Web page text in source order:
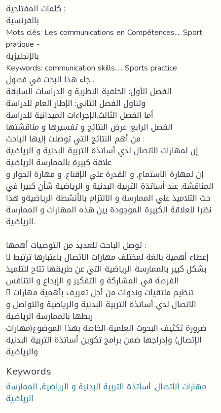
كلمات المفتاحية :
بالفرنسية
Mots clés: Les communications en Compétences.... Sport
pratique -
بالإنجليزية
Keywords: communication skills..... Sports practice
جاء هذا البحث في فصول .
الفصل الأول: الخلفية النظرية و الدراسات السابقة
وتناول الفصل الثاني: الإطار العام للدراسة
أما الفصل الثالث.الإجراءات الميدانية للدراسة
الفصل الرابع: عرض النتائج و تفسيرها و مناقشتها
من أهم النتائج التي توصلت إليها الباحث :
إن لمهارات الاتصال لدي أساتذة التربية البدنية و الرياضية
علاقة كبيرة بالممارسة الرياضية
إن لمهارة الاستماع, و القدرة علي الإقناع, و مهارة الحوار و
المناقشة, عند أساتذة التربية البدنية و الرياضية شأن كبيرا في
حث التلاميذ علي الممارسة و الالتزام بالأنشطة الرياضيةو هذا
نظرا للعلاقة الكبيرة الموجودة بين هذه المهارات و الممارسة
الرياضية.
توصل الباحث للعديد من التوصيات أهمها :
 إعطاء أهمية بالغة لمختلف مهارات الاتصال باعتبارها ترتبط
بشكل كبير بالممارسة الرياضية التي عن طريقها تتاح للتلميذ
الفرصة في المشاركة و التفكير و الإبداع و التنافس
 تنظيم ملتقيات وندوات من أجل تعريف بأهمية مهارات
الاتصال لدي أساتذة التربية البدنية والرياضية والتواصل و
ربطها بالممارسة الرياضية .
ضرورة تكثيف البحوث العلمية الخاصة بهذا الموضوع(مهارات
الإتصال) وإدراجها ضمن برامج تكوين أساتذة التربية البدنية
والرياضية
Keywords
مهارات الاتصال,أساتذة التربية البدنية و الرياضية, الممارسة
الرياضية